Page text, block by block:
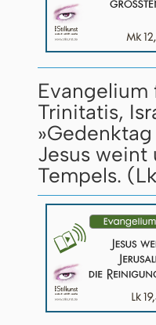
Evangelium
Trinitatis,
Jesus weint
Tempels.